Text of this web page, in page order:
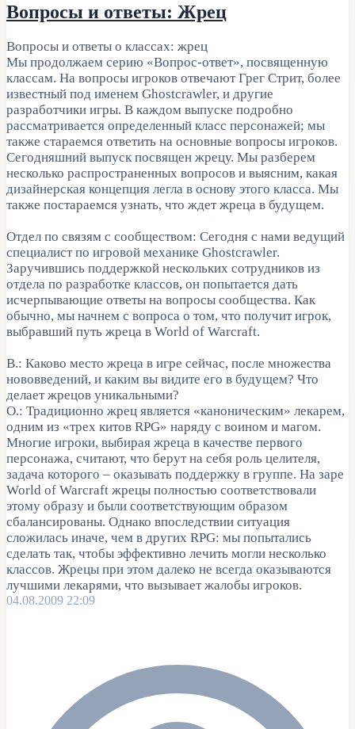
Вопросы и ответы: Жрец
Вопросы и ответы о классах: жрец
Мы продолжаем серию «Вопрос-ответ», посвященную
классам. На вопросы игроков отвечают Грег Стрит, более
известный под именем Ghostcrawler, и другие
разработчики игры. В каждом выпуске подробно
рассматривается определенный класс персонажей; мы
также стараемся ответить на основные вопросы игроков.
Сегодняшний выпуск посвящен жрецу. Мы разберем
несколько распространенных вопросов и выясним, какая
дизайнерская концепция легла в основу этого класса. Мы
также постараемся узнать, что ждет жреца в будущем.
Отдел по связям с сообществом: Сегодня с нами ведущий
специалист по игровой механике Ghostcrawler.
Заручившись поддержкой нескольких сотрудников из
отдела по разработке классов, он попытается дать
исчерпывающие ответы на вопросы сообщества. Как
обычно, мы начнем с вопроса о том, что получит игрок,
выбравший путь жреца в World of Warcraft.
В.: Каково место жреца в игре сейчас, после множества
нововведений, и каким вы видите его в будущем? Что
делает жрецов уникальными?
О.: Традиционно жрец является «каноническим» лекарем,
одним из «трех китов RPG» наряду с воином и магом.
Многие игроки, выбирая жреца в качестве первого
персонажа, считают, что берут на себя роль целителя,
задача которого – оказывать поддержку в группе. На заре
World of Warcraft жрецы полностью соответствовали
этому образу и были соответствующим образом
сбалансированы. Однако впоследствии ситуация
сложилась иначе, чем в других RPG: мы попытались
сделать так, чтобы эффективно лечить могли несколько
классов. Жрецы при этом далеко не всегда оказываются
лучшими лекарями, что вызывает жалобы игроков.
04.08.2009 22:09